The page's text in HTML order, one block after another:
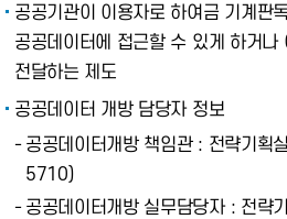
공공기관이 이용자로 하여금 기계판
공공데이터에 접근할 수 있게 하거나
전달하는 제도
공공데이터 개방 담당자 정보
- 공공데이터개방 책임관 : 전략기
5710)
- 공공데이터개방 실무담당자 : 전략